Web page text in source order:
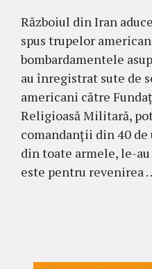
Războiul din Iran
spus trupelor
bombardamentele
au înregistrat sute de
americani către
Religioasă Militară,
comandanții din 40
din toate armele, le-
este pentru revenirea